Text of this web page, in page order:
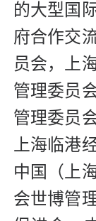
的大型国
府合作交
员会，上
管理委员
管理委员
上海临港
中国（上
会世博管